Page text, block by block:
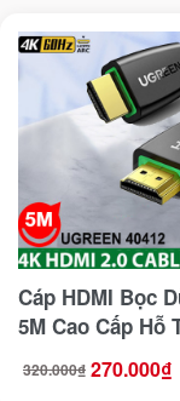
Cáp HDMI Bọc
5M Cao Cấp Hỗ
Ugreen 40412
V2.0
320.000₫
Giá
gốc 270.000₫
Giá
hiện